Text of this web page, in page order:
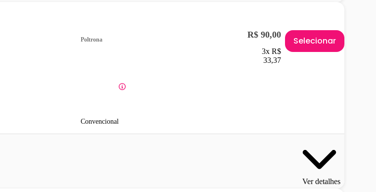
Poltrona
Convencional
R$ 90,00
3x R$
33,37
Selecionar
Ver detalhes